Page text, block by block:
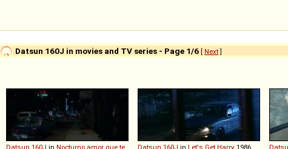
Datsun 160J in movies and TV series - Page 1/6 [ Next]
Datsun 160J in Nocturno amor que te
Datsun 160J in Let's Get Harry, 1986